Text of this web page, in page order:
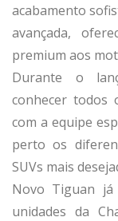
acabamento
avançada,
premium aos
Durante o
conhecer todos
com a equipe
perto os
SUVs mais
Novo Tiguan
unidades da